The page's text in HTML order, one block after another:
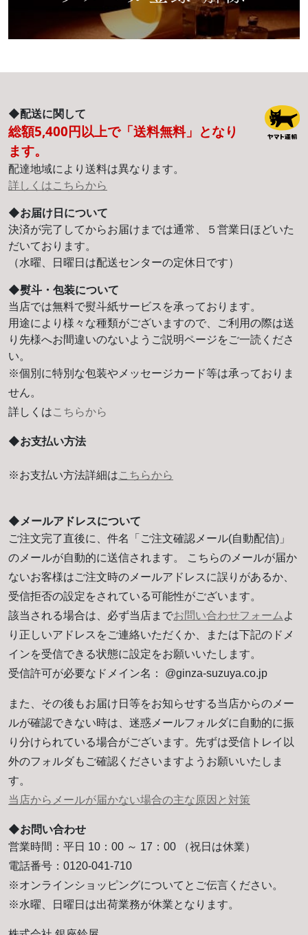
◆配送に関して
総額5,400円以上で「送料無料」となり
ます。
配達地域により送料は異なります。
詳しくはこちらから
◆お届け日について
決済が完了してからお届けまでは通常、５営業日ほどいた
だいております。
（水曜、日曜日は配送センターの定休日です）
◆熨斗・包装について
当店では無料で熨斗紙サービスを承っております。
用途により様々な種類がございますので、ご利用の際は送
り先様へお間違いのないようご説明ページをご一読くださ
い。
※個別に特別な包装やメッセージカード等は承っておりま
せん。
詳しくはこちらから
◆お支払い方法
※お支払い方法詳細はこちらから
◆メールアドレスについて
ご注文完了直後に、件名「ご注文確認メール(自動配信)」
のメールが自動的に送信されます。 こちらのメールが届か
ないお客様はご注文時のメールアドレスに誤りがあるか、
受信拒否の設定をされている可能性がございます。
該当される場合は、必ず当店までお問い合わせフォーム よ
り正しいアドレスをご連絡いただくか、または下記のドメ
インを受信できる状態に設定をお願いいたします。
受信許可が必要なドメイン名： @ginza-suzuya.co.jp
また、その後もお届け日等をお知らせする当店からのメー
ルが確認できない時は、迷惑メールフォルダに自動的に振
り分けられている場合がございます。先ずは受信トレイ以
外のフォルダもご確認くださいますようお願いいたしま
す。
当店からメールが届かない場合の主な原因と対策
◆お問い合わせ
営業時間：平日 10：00 ～ 17：00 （祝日は休業）
電話番号：0120-041-710
※オンラインショッピングについてとご伝言ください。
※水曜、日曜日は出荷業務が休業となります。